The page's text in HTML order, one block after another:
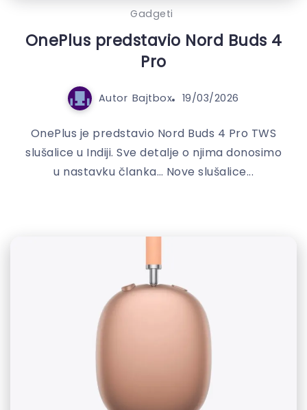
Gadgeti
OnePlus predstavio Nord Buds 4
Pro
Autor Bajtbox 19/03/2026
OnePlus je predstavio Nord Buds 4 Pro TWS
slušalice u Indiji. Sve detalje o njima donosimo
u nastavku članka… Nove slušalice...